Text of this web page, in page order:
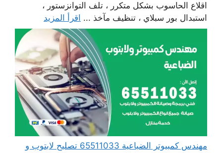
اقلاع الحاسوب بشكل متكرر ، تلف التوانزستور ،
استبدال بور سبلاي ، تنظيف مآخذ ... اقرأ المزيد
مهندس كمبيوتر الضباعية 65511033 تصليح لابتوب و